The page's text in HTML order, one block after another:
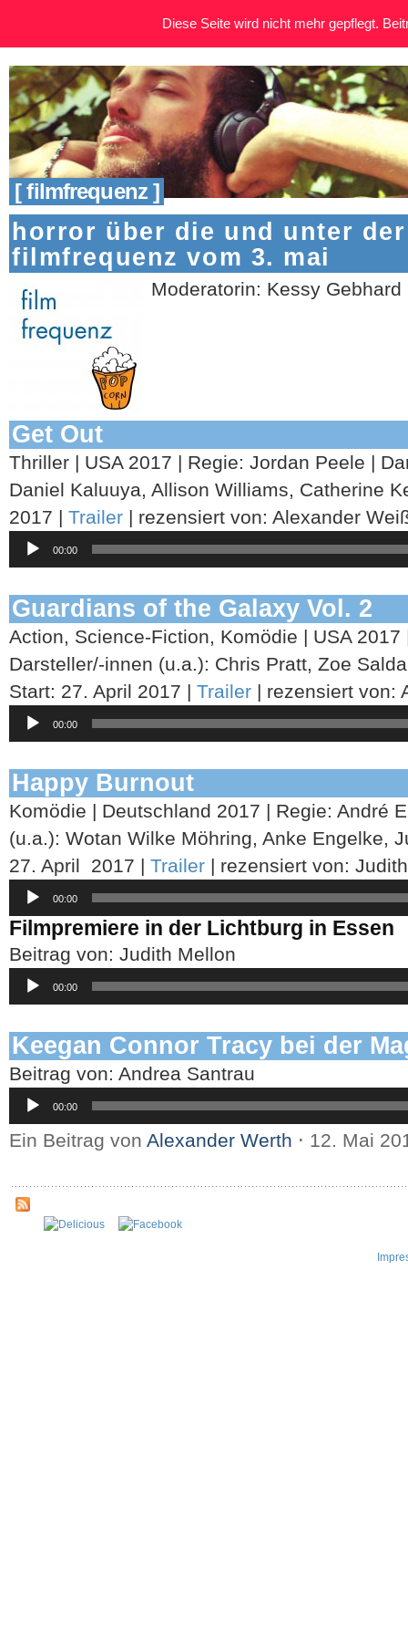
[ filmfrequenz ]
horror über die und unter
filmfrequenz vom 3. mai
Moderatorin: Kessy Gebhard
Get Out
Thriller | USA 2017 | Regie: Jordan Peele |
Daniel Kaluuya, Allison Williams, Catherine
2017 | Trailer | rezensiert von: Alexander
Audio-
Player
00:00
Guardians of the Galaxy Vol. 2
Action, Science-Fiction, Komödie | USA
Darsteller/-innen (u.a.): Chris Pratt, Zoe
Start: 27. April 2017 | Trailer | rezensiert von:
Audio-
Player
00:00
Happy Burnout
Komödie | Deutschland 2017 | Regie: André
(u.a.): Wotan Wilke Möhring, Anke Engelke,
27. April 2017 | Trailer | rezensiert von:
Audio-
Player
00:00
Filmpremiere in der Lichtburg in Essen
Beitrag von: Judith Mellon
Audio-
Player
00:00
Keegan Connor Tracy bei der
Beitrag von: Andrea Santrau
Audio-
Player
00:00
Ein Beitrag von Alexander Werth ⋅ 12. Mai
Diese Seite wird nicht mehr gepflegt.